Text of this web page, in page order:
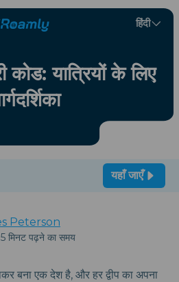
हिंदी
कोड: यात्रियों के लिए
यहाँ जाएँ
Peterson
5 मिनट पढ़ने का समय
बना एक देश है, और हर द्वीप का अपना